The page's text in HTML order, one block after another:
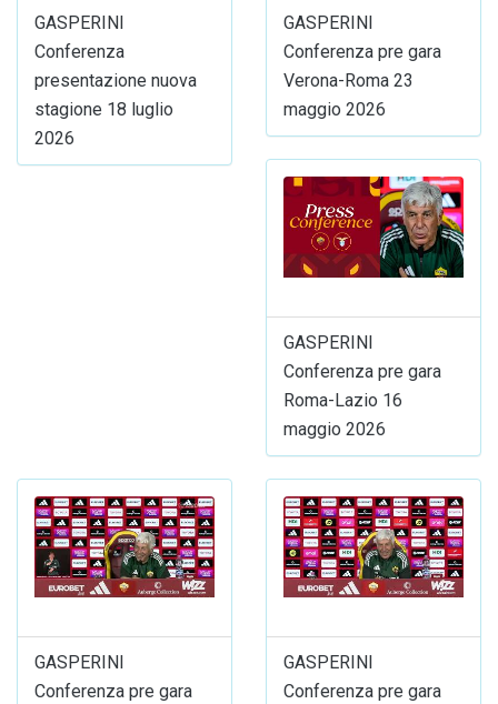
GASPERINI
Conferenza
presentazione nuova
stagione 18 luglio
2026
GASPERINI
Conferenza pre gara
Verona-Roma 23
maggio 2026
GASPERINI
Conferenza pre gara
Roma-Lazio 16
maggio 2026
GASPERINI
Conferenza pre gara
GASPERINI
Conferenza pre gara